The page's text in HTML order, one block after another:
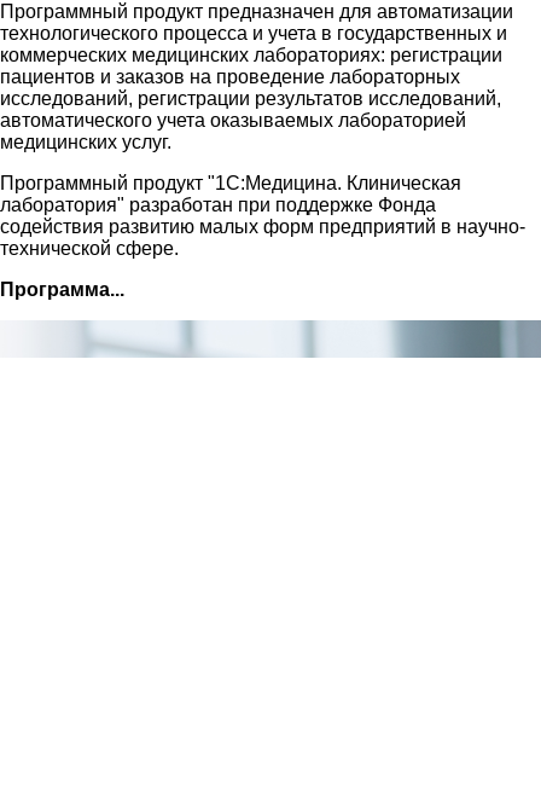
Программный продукт предназначен для автоматизации
технологического процесса и учета в государственных и
коммерческих медицинских лабораториях: регистрации
пациентов и заказов на проведение лабораторных
исследований, регистрации результатов исследований,
автоматического учета оказываемых лабораторией
медицинских услуг.
Программный продукт "1С:Медицина. Клиническая
лаборатория" разработан при поддержке Фонда
содействия развитию малых форм предприятий в научно-
технической сфере.
Программа...